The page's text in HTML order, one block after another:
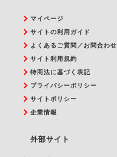
マイページ
サイトの利用ガイド
よくあるご質問／お問合わせ
サイト利用規約
特商法に基づく表記
プライバシーポリシー
サイトポリシー
企業情報
外部サイト